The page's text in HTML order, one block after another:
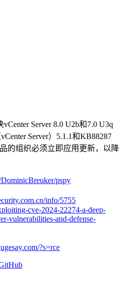
Server 8.0 U2b和7.0 U3q
Server）5.1.1和KB88287
的组织必须立即应用更新，以降
pspy
info/5755
cve-2024-22274-a-deep-
vulnerabilities-and-defense-
?s=rce